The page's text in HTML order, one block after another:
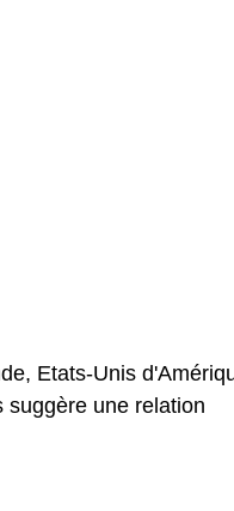
Etats-Unis
suggère une relation